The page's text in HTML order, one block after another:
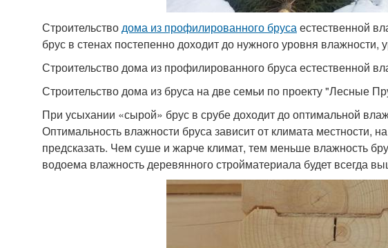
Строительстводома из профилированного брусаестественной
брус в стенах постепенно доходит до нужного уровня
Строительство дома из профилированного бруса естественной
Строительство дома из бруса на две семьи по проекту "Лесные
При усыхании «сырой» брус в срубе доходит до оптимальной
Оптимальность влажности бруса зависит от климата местности,
предсказать. Чем суше и жарче климат, тем меньше влажность
водоема влажность деревянного стройматериала будет всегда